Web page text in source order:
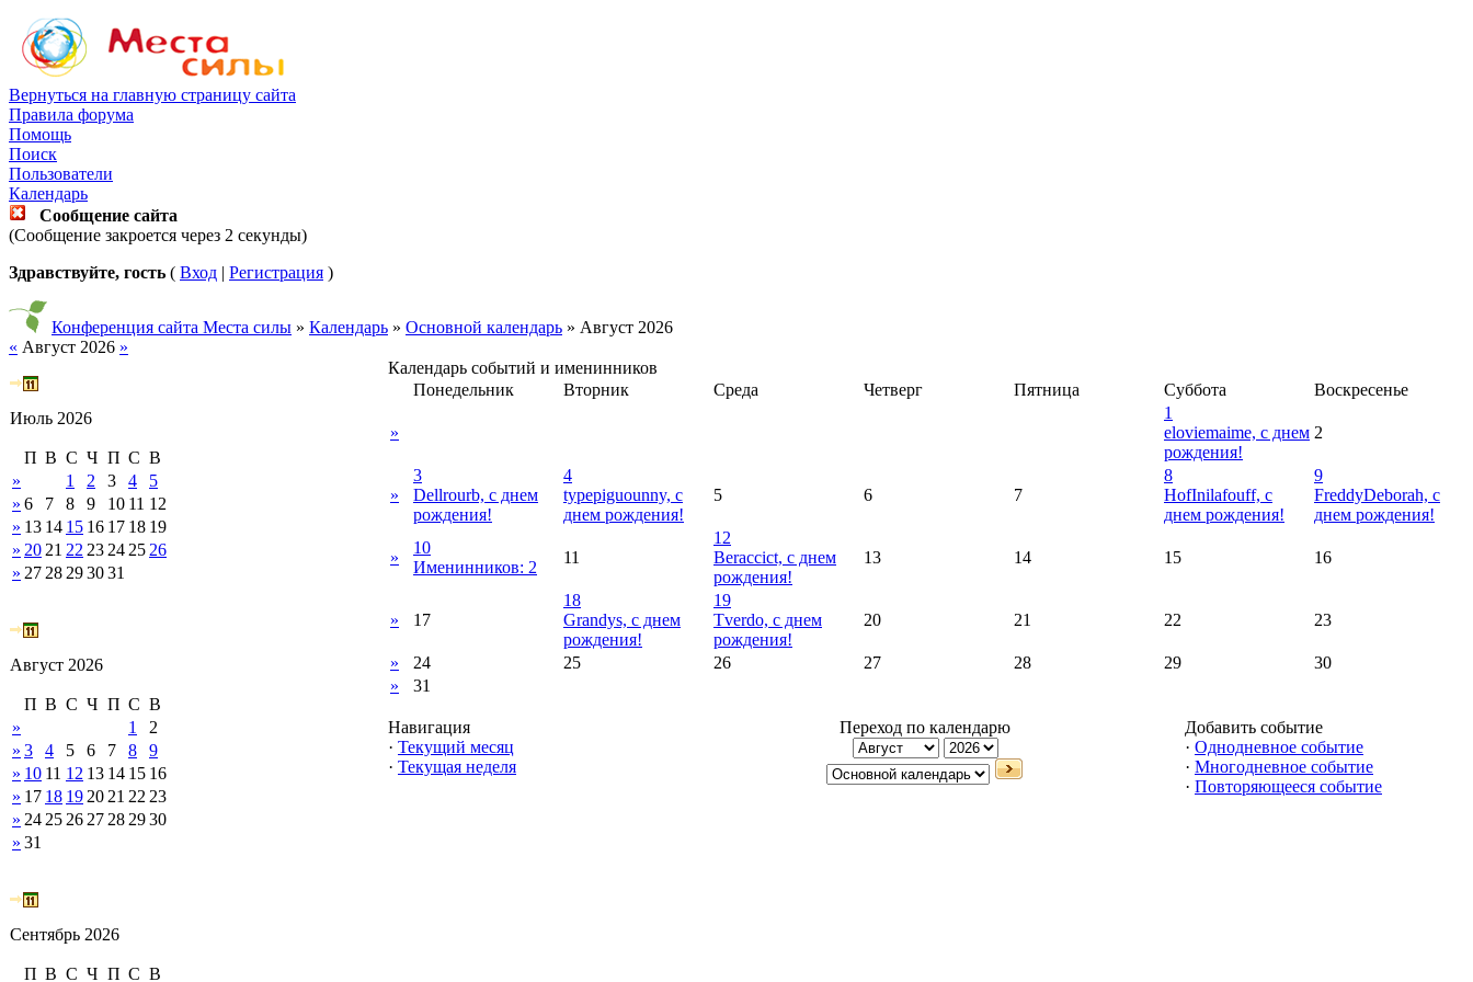
Вернуться на главную страницу сайта
Правила форума
Помощь
Поиск
Пользователи
Календарь
Сообщение сайта
(Сообщение закроется через 2 секунды)
Здравствуйте, гость ( Вход | Регистрация )
Конференция сайта Места силы » Календарь » Основной календарь » Август 2026
« Август 2026 »
Июль 2026
П В С Ч П С В
»
1 2 3 4
5
» 6 7 8 9 10 11 12
» 13 14 15 16 17 18 19
» 20 21 22 23 24 25 26
» 27 28 293031
Август 2026
П В С Ч П С В
»
1
2
» 3 4 5 6 7 8
9
» 10 11 12 13 14 15 16
» 17 18 19 20 21 22 23
» 24 25 26 27 28 2930
» 31
Сентябрь 2026
П В С Ч П С В
Календарь событий и именинников
Понедельник
Вторник Среда Четверг Пятница Суббота Воскресенье
»
1
eloviemaime, с днем
рождения!
2
»
3
Dellrourb, с днем
рождения!
4
typepiguounny, с
днем рождения!
5 6 7
8
HofInilafouff, с
днем рождения!
9
FreddyDeborah, с
днем рождения!
»
10
Именинников: 2
11
12
Beraccict, с днем
рождения!
13 14 15 16
» 17
18
Grandys, с днем
рождения!
19
Tverdo, с днем
рождения!
20 21 22 23
» 24 25 26 27 28 29
30
»
31
Навигация
· Текущий месяц
· Текущая неделя
Переход по календарю
Добавить событие
· Однодневное событие
· Многодневное событие
· Повторяющееся событие